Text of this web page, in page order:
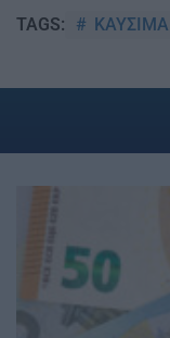
TAGS: ΚΑΥΣΙΜΑ